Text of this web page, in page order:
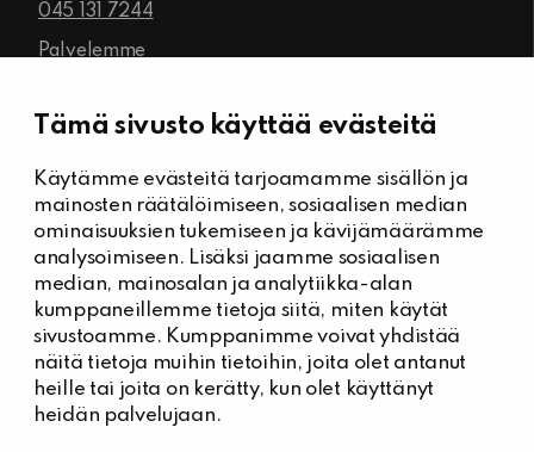
Tämä sivusto käyttää evästeitä
Käytämme evästeitä tarjoamamme sisällön ja
mainosten räätälöimiseen, sosiaalisen median
ominaisuuksien tukemiseen ja kävijämäärämme
analysoimiseen. Lisäksi jaamme sosiaalisen
median, mainosalan ja analytiikka-alan
kumppaneillemme tietoja siitä, miten käytät
sivustoamme. Kumppanimme voivat yhdistää
näitä tietoja muihin tietoihin, joita olet antanut
heille tai joita on kerätty, kun olet käyttänyt
heidän palvelujaan.
045 131 7244
Palvelemme
Kiinteistöhuolto
Päivystysnumero, Kiinteistöässät
044 704 7632
Kiinteistönhuollon yhteystiedot
Tee vikailmoitus